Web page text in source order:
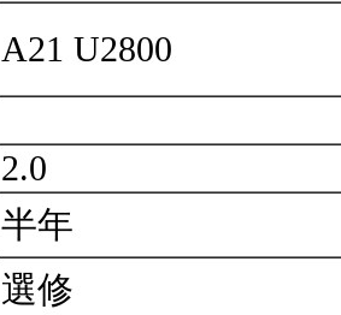
A21 U2800
2.0
半年
選修